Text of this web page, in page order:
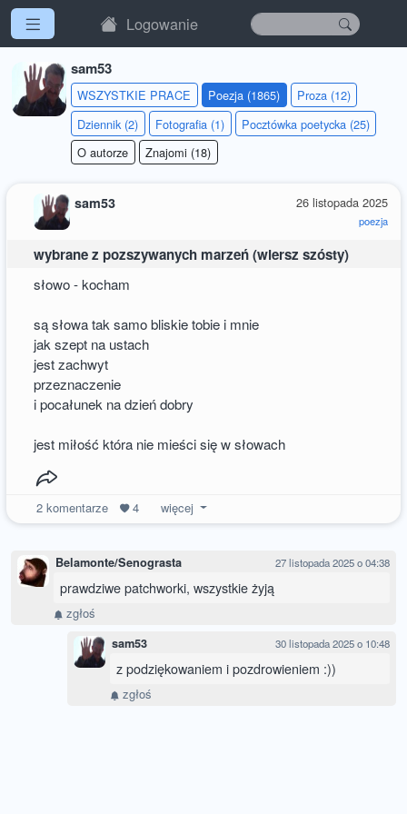
Logowanie
sam53
WSZYSTKIE PRACE Poezja (1865)
Proza (12)
Dziennik (2)
Fotografia (1)
Pocztówka poetycka (25)
O autorze
Znajomi (18)
26 listopada 2025
poezja
sam53
wybrane z pozszywanych marzeń (wiersz szósty)
słowo - kocham
są słowa tak samo bliskie tobie i mnie
jak szept na ustach
jest zachwyt
przeznaczenie
i pocałunek na dzień dobry
jest miłość która nie mieści się w słowach
2komentarze 4 więcej
Belamonte/Senograsta 27 listopada 2025 o 04:38
prawdziwe patchworki, wszystkie żyją
zgłoś
sam53 30 listopada 2025 o 10:48
z podziękowaniem i pozdrowieniem :))
zgłoś